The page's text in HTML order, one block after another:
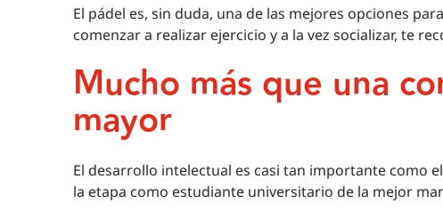
El pádel es, sin duda, una de las mejores opciones
comenzar a realizar ejercicio y a la vez socializar, te
Mucho más que una
mayor
El desarrollo intelectual es casi tan importante como
la etapa como estudiante universitario de la mejor